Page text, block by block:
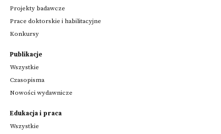
Projekty badawcze
Prace doktorskie i habilitacyjne
Konkursy
Publikacje
Wszystkie
Czasopisma
Nowości wydawnicze
Edukacja i praca
Wszystkie